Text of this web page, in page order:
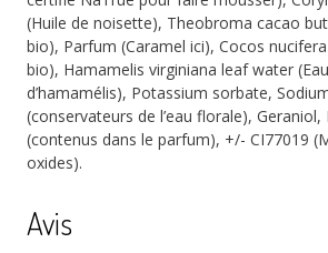
(Huile de noisette), Theobroma cacao
bio), Parfum (Caramel ici), Cocos
bio), Hamamelis virginiana leaf water
d’hamamélis), Potassium sorbate,
(conservateurs de l’eau florale),
(contenus dans le parfum), +/- CI77019
oxides).
Avis